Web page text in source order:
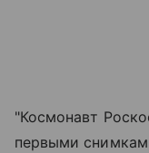
"Космонавт
первыми